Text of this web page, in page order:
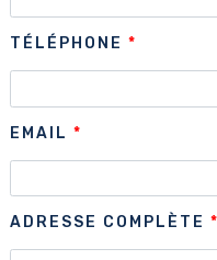
TÉLÉPHONE *
EMAIL *
ADRESSE COMPLÈTE *